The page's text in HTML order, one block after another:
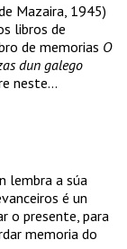
Mazaira, 1945)
libros de
de memorias O
dun galego
neste...
lembra a súa
é un
o presente, para
memoria do